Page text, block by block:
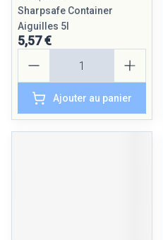
Sharpsafe Container
Aiguilles 5l
5,57 €
Ajouter au panier